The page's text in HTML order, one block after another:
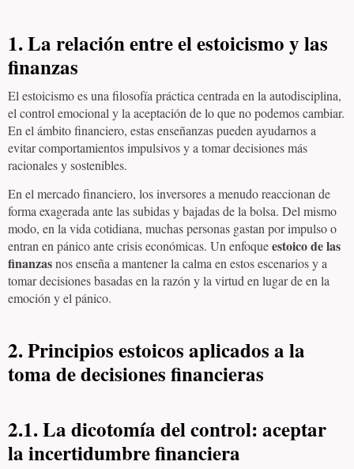
1. La relación entre el estoicismo y las
finanzas
El estoicismo es una filosofía práctica centrada en la autodisciplina,
el control emocional y la aceptación de lo que no podemos cambiar.
En el ámbito financiero, estas enseñanzas pueden ayudarnos a
evitar comportamientos impulsivos y a tomar decisiones más
racionales y sostenibles.
En el mercado financiero, los inversores a menudo reaccionan de
forma exagerada ante las subidas y bajadas de la bolsa. Del mismo
modo, en la vida cotidiana, muchas personas gastan por impulso o
entran en pánico ante crisis económicas. Un enfoqueestoico de las
finanzasnos enseña a mantener la calma en estos escenarios y a
tomar decisiones basadas en la razón y la virtud en lugar de en la
emoción y el pánico.
2. Principios estoicos aplicados a la
toma de decisiones financieras
2.1. La dicotomía del control: aceptar
la incertidumbre financiera